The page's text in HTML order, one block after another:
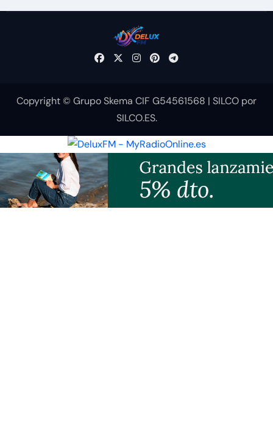
Copyright © Grupo Skema CIF G54561568 | SILCO por
SILCO.ES.